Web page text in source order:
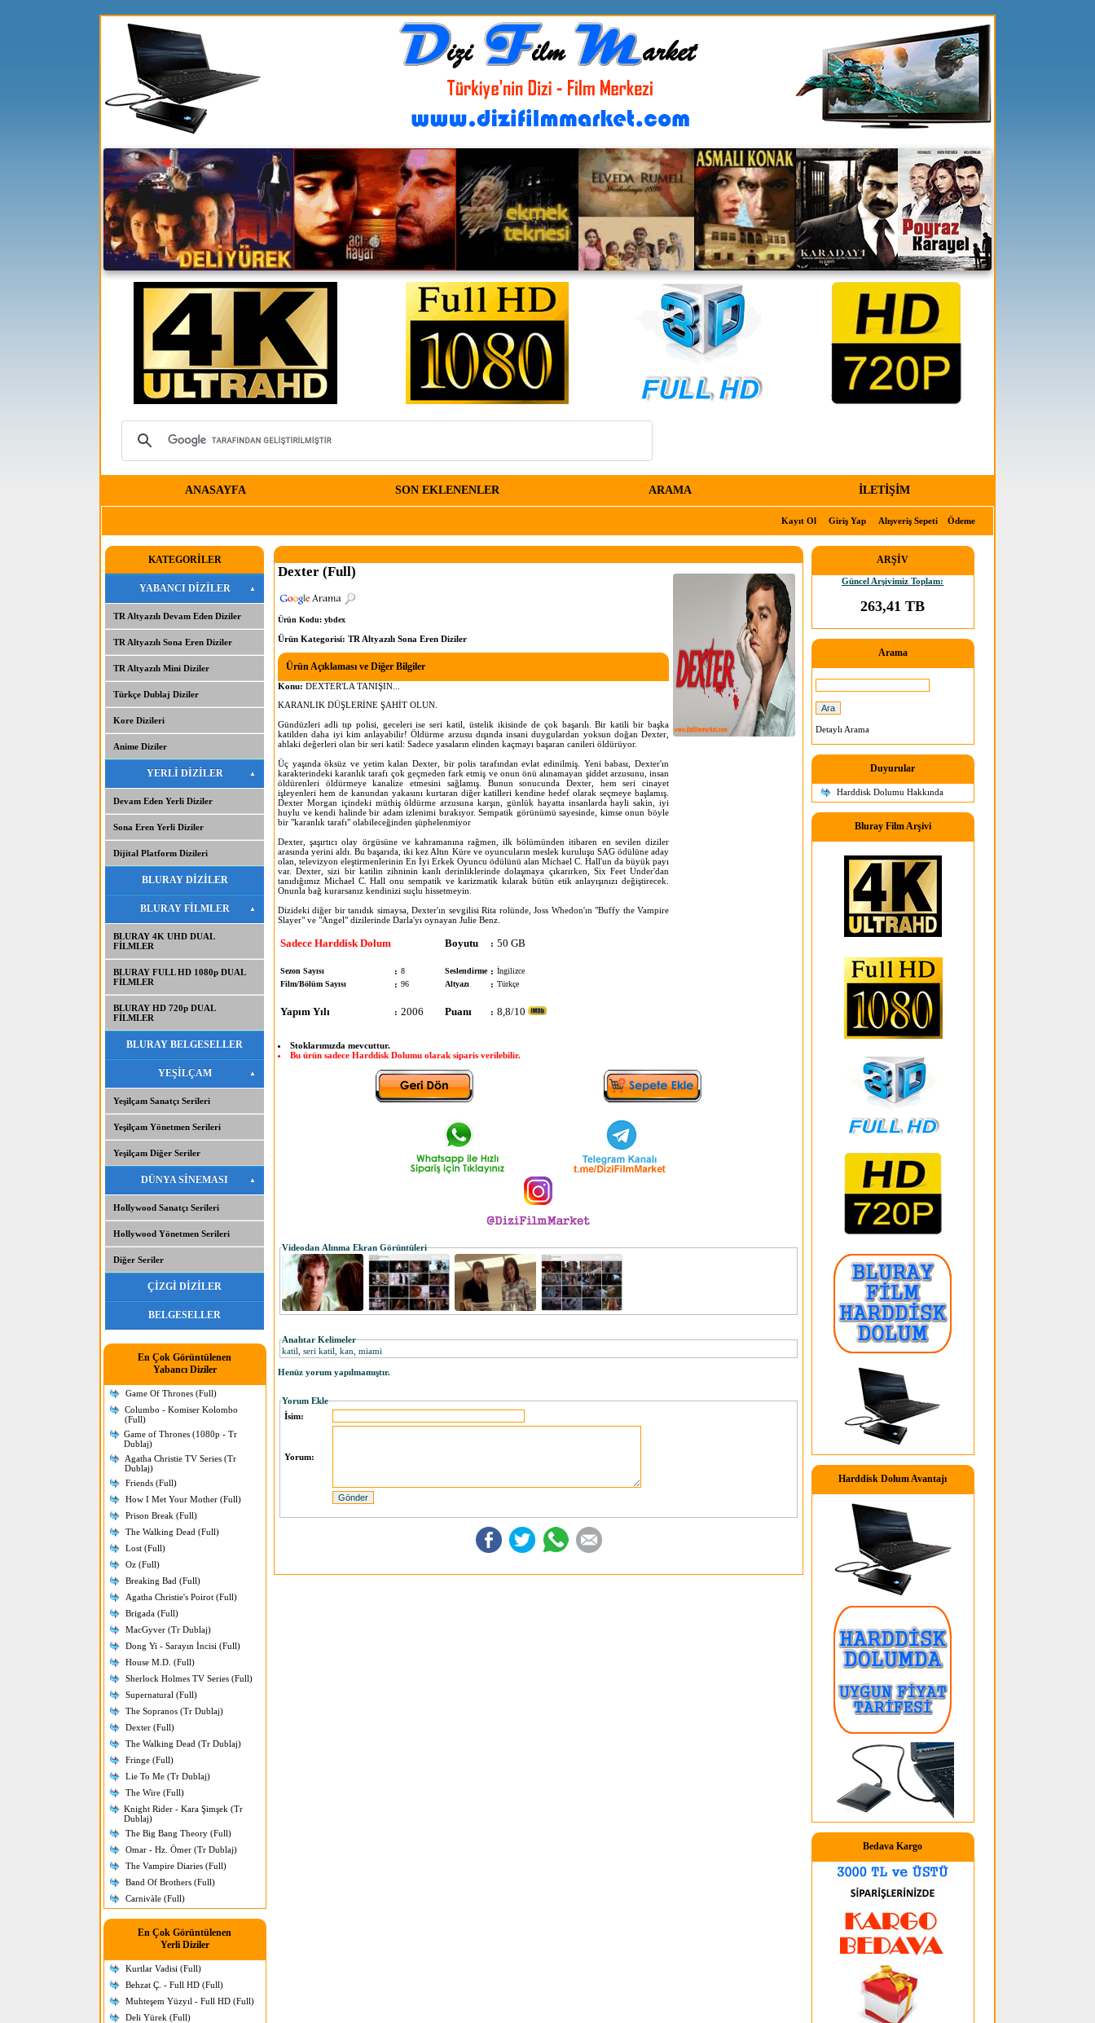
ANASAYFA SON EKLENENLER ARAMA İLETİŞİM
Kayıt Ol Giriş Yap Alışveriş Sepeti Ödeme
KATEGORİLER
YABANCI DİZİLER
TR Altyazılı Devam Eden Diziler
TR Altyazılı Sona Eren Diziler
TR Altyazılı Mini Diziler
Türkçe Dublaj Diziler
Kore Dizileri
Anime Diziler
YERLİ DİZİLER
Devam Eden Yerli Diziler
Sona Eren Yerli Diziler
Dijital Platform Dizileri
BLURAY DİZİLER
BLURAY FİLMLER
BLURAY 4K UHD DUAL
FİLMLER
BLURAY FULL HD 1080p DUAL
FİLMLER
BLURAY HD 720p DUAL
FİLMLER
BLURAY BELGESELLER
YEŞİLÇAM
Yeşilçam Sanatçı Serileri
Yeşilçam Yönetmen Serileri
Yeşilçam Diğer Seriler
DÜNYA SİNEMASI
Hollywood Sanatçı Serileri
Hollywood Yönetmen Serileri
Diğer Seriler
ÇİZGİ DİZİLER
BELGESELLER
En Çok Görüntülenen
Yabancı Diziler
Game Of Thrones (Full)
Columbo - Komiser Kolombo
(Full)
Game of Thrones (1080p - Tr
Dublaj)
Agatha Christie TV Series (Tr
Dublaj)
Friends (Full)
How I Met Your Mother (Full)
Prison Break (Full)
The Walking Dead (Full)
Lost (Full)
Oz (Full)
Breaking Bad (Full)
Agatha Christie's Poirot (Full)
Brigada (Full)
MacGyver (Tr Dublaj)
Dong Yi - Sarayın İncisi (Full)
House M.D. (Full)
Sherlock Holmes TV Series (Full)
Supernatural (Full)
The Sopranos (Tr Dublaj)
Dexter (Full)
The Walking Dead (Tr Dublaj)
Fringe (Full)
Lie To Me (Tr Dublaj)
The Wire (Full)
Knight Rider - Kara Şimşek (Tr
Dublaj)
The Big Bang Theory (Full)
Omar - Hz. Ömer (Tr Dublaj)
The Vampire Diaries (Full)
Band Of Brothers (Full)
Carnivàle (Full)
En Çok Görüntülenen
Yerli Diziler
Kurtlar Vadisi (Full)
Behzat Ç. - Full HD (Full)
Muhteşem Yüzyıl - Full HD (Full)
Deli Yürek (Full)
Dexter (Full)
Ürün Kodu: ybdex
Ürün Kategorisi: TR Altyazılı Sona Eren Diziler
Ürün Açıklaması ve Diğer Bilgiler
Konu: DEXTER'LA TANIŞIN...
KARANLIK DÜŞLERİNE ŞAHİT OLUN.
Gündüzleri adli tıp polisi, geceleri ise seri katil, üstelik ikisinde de çok başarılı. Bir katili bir başka
katilden daha iyi kim anlayabilir! Öldürme arzusu dışında insani duygulardan yoksun doğan Dexter,
ahlaki değerleri olan bir seri katil: Sadece yasaların elinden kaçmayı başaran canileri öldürüyor.
Üç yaşında öksüz ve yetim kalan Dexter, bir polis tarafından evlat edinilmiş. Yeni babası, Dexter'ın
karakterindeki karanlık tarafı çok geçmeden fark etmiş ve onun önü alınamayan şiddet arzusunu, insan
öldürenleri öldürmeye kanalize etmesini sağlamış. Bunun sonucunda Dexter, hem seri cinayet
işleyenleri hem de kanundan yakasını kurtaran diğer katilleri kendine hedef olarak seçmeye başlamış.
Dexter Morgan içindeki müthiş öldürme arzusuna karşın, günlük hayatta insanlarda hayli sakin, iyi
huylu ve kendi halinde bir adam izlenimi bırakıyor. Sempatik görünümü sayesinde, kimse onun böyle
bir "karanlık tarafı" olabileceğinden şüphelenmiyor
Dexter, şaşırtıcı olay örgüsüne ve kahramanına rağmen, ilk bölümünden itibaren en sevilen diziler
arasında yerini aldı. Bu başarıda, iki kez Altın Küre ve oyuncuların meslek kuruluşu SAG ödülüne aday
olan, televizyon eleştirmenlerinin En İyi Erkek Oyuncu ödülünü alan Michael C. Hall'un da büyük payı
var. Dexter, sizi bir katilin zihninin kanlı derinliklerinde dolaşmaya çıkarırken, Six Feet Under'dan
tanıdığımız Michael C. Hall onu sempatik ve karizmatik kılarak bütün etik anlayışınızı değiştirecek.
Onunla bağ kurarsanız kendinizi suçlu hissetmeyin.
Dizideki diğer bir tanıdık simaysa, Dexter'ın sevgilisi Rita rolünde, Joss Whedon'ın "Buffy the Vampire
Slayer" ve "Angel" dizilerinde Darla'yı oynayan Julie Benz.
Sadece Harddisk Dolum Boyutu : 50 GB
Sezon Sayısı : 8 Seslendirme : İngilizce
Film/Bölüm Sayısı
: 96 Altyazı : Türkçe
Yapım Yılı : 2006 Puanı : 8,8/10
Stoklarımızda mevcuttur.
Bu ürün sadece Harddisk Dolumu olarak siparis verilebilir.
Videodan Alınma Ekran Görüntüleri
Anahtar Kelimeler
katil, seri katil, kan, miami
Henüz yorum yapılmamıştır.
Yorum Ekle
İsim:
Yorum:
ARŞİV
Güncel Arşivimiz Toplam:
263,41 TB
Arama
Detaylı Arama
Duyurular
Harddisk Dolumu Hakkında
Bluray Film Arşivi
Harddisk Dolum Avantajı
Bedava Kargo